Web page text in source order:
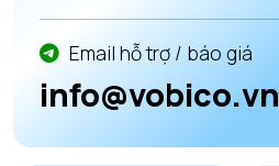
Email hỗ trợ / báo giá
info@vobico.vn